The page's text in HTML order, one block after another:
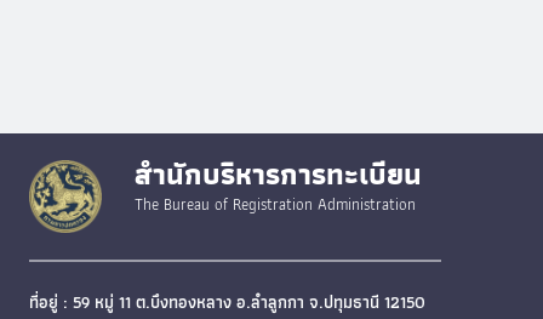
สำนักบริหารการทะเบียน
The Bureau of Registration Administration
ที่อยู่ : 59 หมู่ 11 ต.บึงทองหลาง อ.ลำลูกกา จ.ปทุมธานี 12150